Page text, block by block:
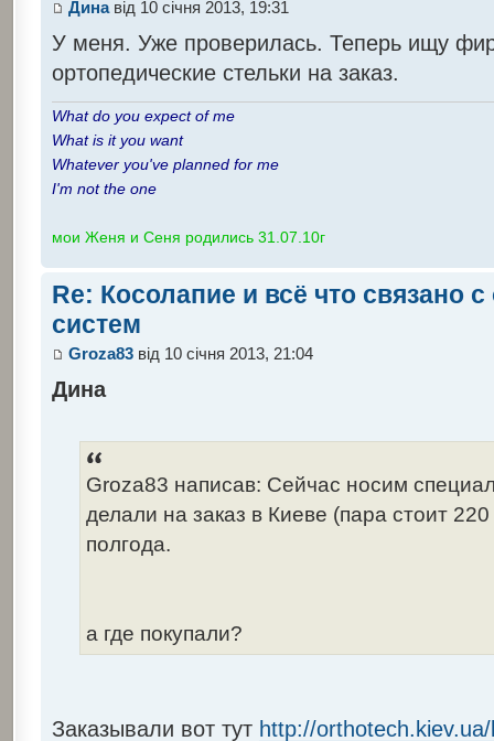
Динавід 10 січня 2013, 19:31
У меня. Уже проверилась. Теперь ищу
ортопедические стельки на заказ.
What do you expect of me
What is it you want
Whatever you've planned for me
I'm not the one
мои Женя и Сеня родились 31.07.10г
Re: Косолапие и всё что связано
систем
Groza83від 10 січня 2013, 21:04
Дина
Groza83 написав: Сейчас носим
делали на заказ в Киеве (пара стоит
полгода.
а где покупали?
Заказывали вот тут http://